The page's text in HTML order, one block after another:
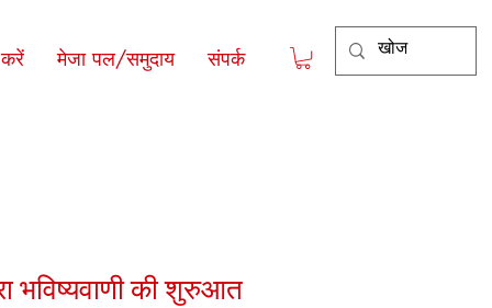
मेजा पल/समुदाय संपर्क
भविष्यवाणी की शुरुआत